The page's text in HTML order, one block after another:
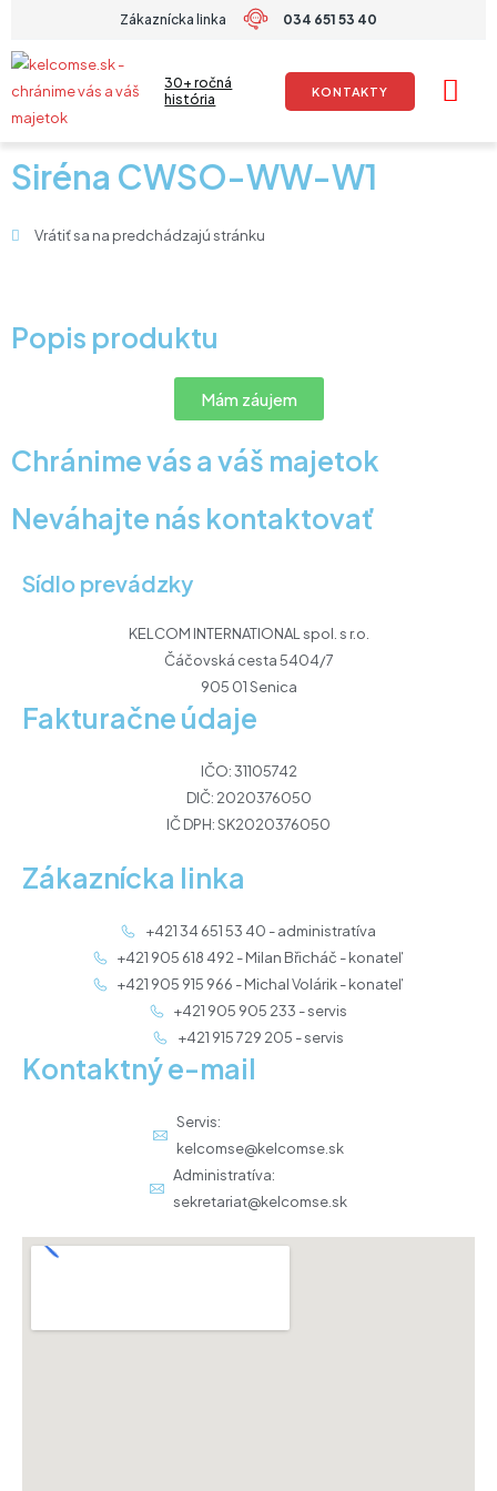
obsah
Zákaznícka linka 034 651 53 40
30+ ročná
história
KONTAKTY
Siréna CWSO-WW-W1
Vrátiť sa na predchádzajú stránku
Popis produktu
Mám záujem
Chránime vás a váš majetok
Neváhajte nás kontaktovať
Sídlo prevádzky
KELCOM INTERNATIONAL spol. s r.o.
Čáčovská cesta 5404/7
905 01 Senica
Fakturačne údaje
IČO: 31105742
DIČ: 2020376050
IČ DPH: SK2020376050
Zákaznícka linka
+421 34 651 53 40 - administratíva
+421 905 618 492 - Milan Břicháč - konateľ
+421 905 915 966 - Michal Volárik - konateľ
+421 905 905 233 - servis
+421 915 729 205 - servis
Kontaktný e-mail
Servis:
kelcomse@kelcomse.sk
Administratíva:
sekretariat@kelcomse.sk